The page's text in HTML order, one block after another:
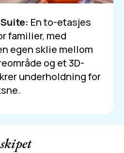
En to-etasjes
familier, med
egen sklie mellom
og et 3D-
underholdning for
skipet